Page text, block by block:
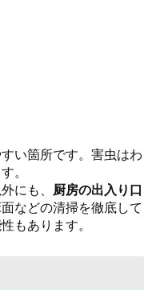
い箇所です。害虫はわ
。
にも、 厨房の出入り口
などの清掃を徹底して
もあります。